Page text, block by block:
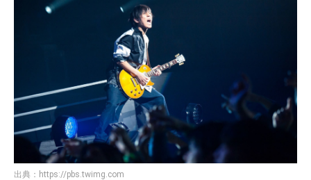
出典： https://pbs.twimg.com